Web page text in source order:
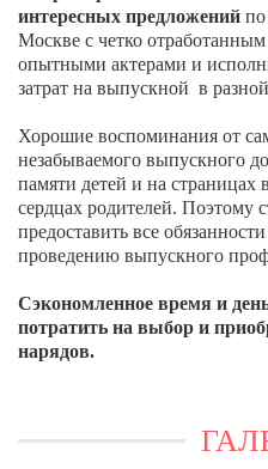
интересных предложений
Москве с четко
опытными актерами и
затрат на выпускной в
Хорошие воспоминания от
незабываемого выпускного
памяти детей и на страницах
сердцах родителей. Поэтому
предоставить все
проведению выпускного
Сэкономленное время и
потратить на выбор и
нарядов.